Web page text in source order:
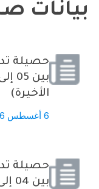
بيانات
حصيلة
الأخيرة)
6 أغسطس 2026
حصيلة